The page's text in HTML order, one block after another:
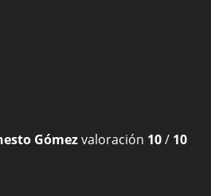
Gómez valoración 10/ 10